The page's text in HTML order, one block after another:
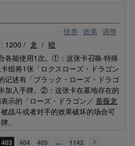
怪兽 效果 调整
1200 / 龙 / 暗
能使用1次。①：这张卡召唤·特殊
组将1张「ロクスローズ・ドラゴン
记述有「ブラック・ローズ・ドラゴ
加入手牌。②：这张卡在墓地存在的
示的「ローズ・ドラゴン／ 蔷薇龙
战斗或者对手的效果破坏的场合可
。
403 404 405 1142